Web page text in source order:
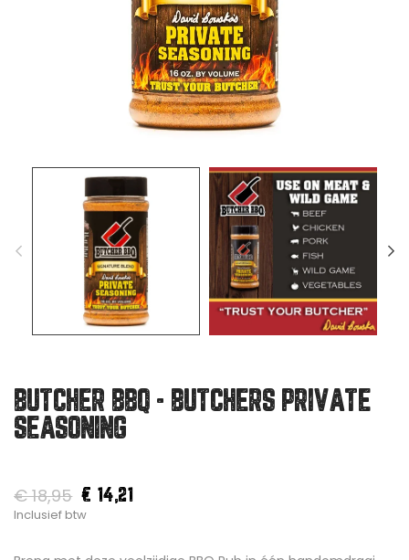
BUTCHER BBQ - BUTCHERS PRIVATE
SEASONING
€ 18,95 € 14,21
Inclusief btw